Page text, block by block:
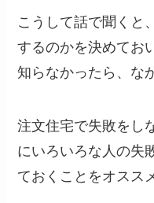
こうして話で聞くと
するのかを決めてお
知らなかったら、な
注文住宅で失敗をし
にいろいろな人の失
ておくことをオスス